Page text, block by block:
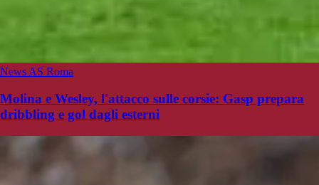
News AS Roma
Molina e Wesley, l'attacco sulle corsie: Gasp prepara
dribbling e gol dagli esterni